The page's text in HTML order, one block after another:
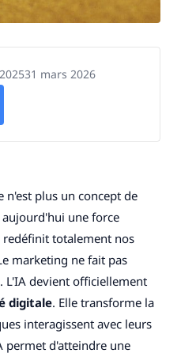
31 mars 2026
n'est plus un concept de
aujourd'hui une force
redéfinit totalement nos
marketing ne fait pas
L'IA devient officiellement
digitale. Elle transforme la
interagissent avec leurs
permet d'atteindre une